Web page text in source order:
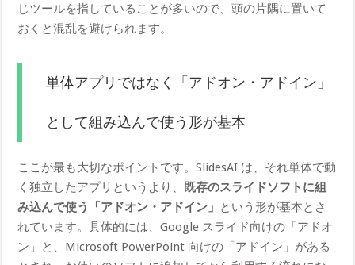
じツールを指していることが多いので、頭の片隅に置いて
おくと混乱を避けられます。
単体アプリではなく「アドオン・アドイン」
として組み込んで使う形が基本
ここが最も大切なポイントです。SlidesAI は、それ単体で動
く独立したアプリというより、 既存のスライドソフトに組
み込んで使う「アドオン・アドイン」 という形が基本とさ
れています。具体的には、Google スライド向けの「アドオ
ン」と、Microsoft PowerPoint 向けの「アドイン」がある